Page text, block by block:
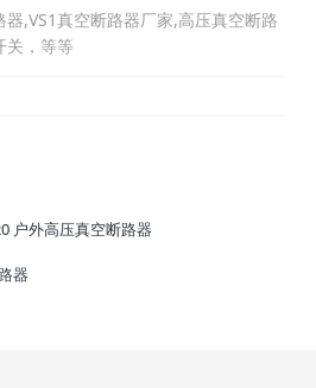
,VS1真空断路器厂家,高压真空断路
关，等等
户外高压真空断路器
器